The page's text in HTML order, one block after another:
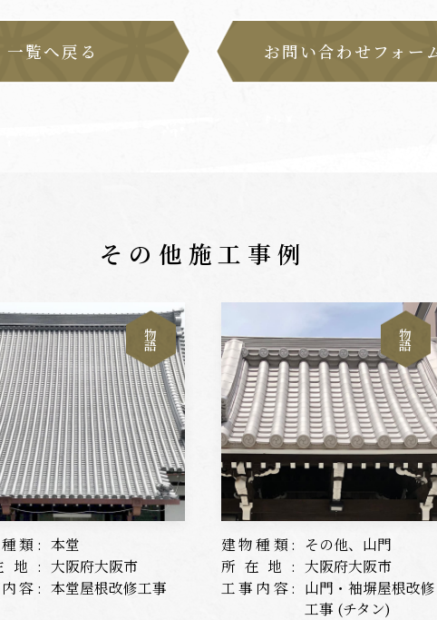
一覧へ戻る お問い合わせフォー
その他施工事例
物
語
類: 本堂
地: 大阪府大阪市
容: 本堂屋根改修工事
物
語
建物種類:
その他、山門
所在地: 大阪府大阪市
工事内容: 山門・袖塀屋根改修
工事 (チタン)